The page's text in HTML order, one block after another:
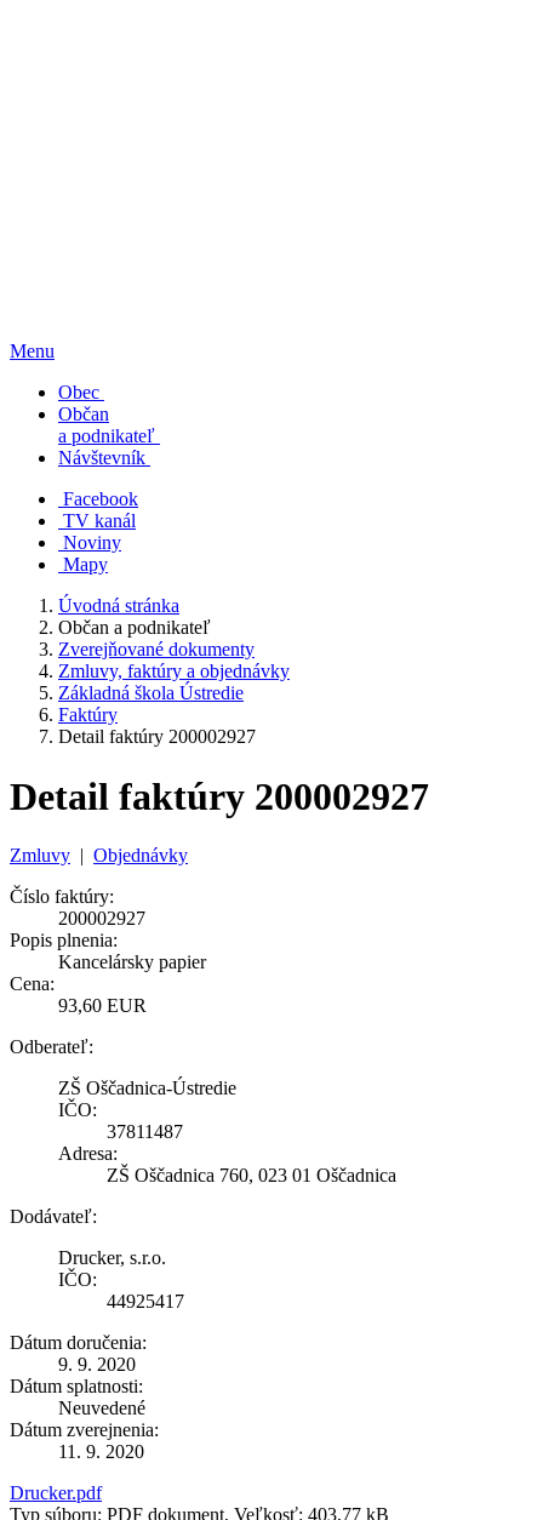
Menu
Obec
Občan
a podnikateľ
Návštevník
Facebook
TV kanál
Noviny
Mapy
Úvodná stránka
Občan a podnikateľ
Zverejňované dokumenty
Zmluvy, faktúry a objednávky
Základná škola Ústredie
Faktúry
Detail faktúry 200002927
Detail faktúry 200002927
Zmluvy | Objednávky
Číslo faktúry:
200002927
Popis plnenia:
Kancelársky papier
Cena:
93,60 EUR
Odberateľ:
ZŠ Oščadnica-Ústredie
IČO:
37811487
Adresa:
ZŠ Oščadnica 760, 023 01 Oščadnica
Dodávateľ:
Drucker, s.r.o.
IČO:
44925417
Dátum doručenia:
9. 9. 2020
Dátum splatnosti:
Neuvedené
Dátum zverejnenia:
11. 9. 2020
Drucker.pdf
Typ súboru: PDF dokument, Veľkosť: 403,77 kB